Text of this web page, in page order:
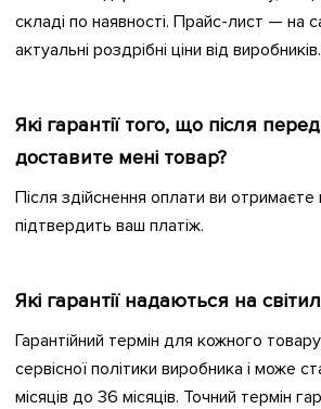
складі по наявності. Прайс-лист — на
актуальні роздрібні ціни від виробників.
Які гарантії того, що після
доставите мені товар?
Після здійснення оплати ви отримаєте
підтвердить ваш платіж.
Які гарантії надаються на
Гарантійний термін для кожного
сервісної політики виробника і може
місяців до 36 місяців. Точний термін